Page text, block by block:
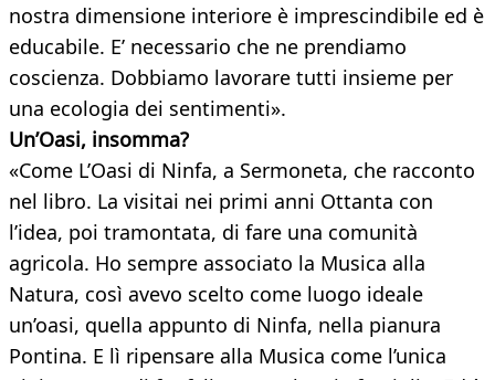
nostra dimensione interiore è imprescindibile ed è
educabile. E’ necessario che ne prendiamo
coscienza. Dobbiamo lavorare tutti insieme per
una ecologia dei sentimenti».
Un’Oasi, insomma?
«Come L’Oasi di Ninfa, a Sermoneta, che racconto
nel libro. La visitai nei primi anni Ottanta con
l’idea, poi tramontata, di fare una comunità
agricola. Ho sempre associato la Musica alla
Natura, così avevo scelto come luogo ideale
un’oasi, quella appunto di Ninfa, nella pianura
Pontina. E lì ripensare alla Musica come l’unica